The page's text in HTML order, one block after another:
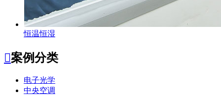
恒温恒湿
案例分类
电子光学
中央空调